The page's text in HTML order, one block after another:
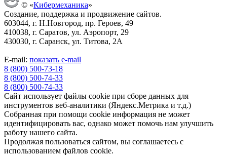
© «Кибермеханика»
Создание, поддержка и продвижение сайтов.
603044, г. Н.Новгород, пр. Героев, 49
410038, г. Саратов, ул. Аэропорт, 29
430030, г. Саранск, ул. Титова, 2А
E-mail: показать e-mail
8 (800) 500-73-18
8 (800) 500-74-33
8 (800) 500-74-33
Cайт использует файлы cookie при сборе данных для
инструментов веб-аналитики (Яндекс.Метрика и т.д.)
Собранная при помощи cookie информация не может
идентифицировать вас, однако может помочь нам улучшить
работу нашего сайта.
Продолжая пользоваться сайтом, вы соглашаетесь с
использованием файлов cookie.